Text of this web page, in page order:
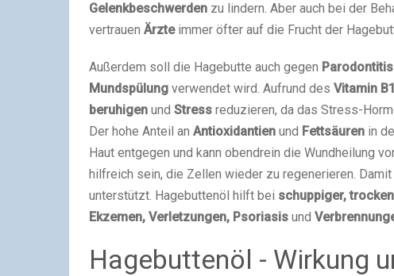
Gelenkbeschwerden zu lindern. Aber auch bei der
vertrauen Ärzteimmer öfter auf die Frucht der
Außerdem soll die Hagebutte auch gegen Parodontitis
Mundspülung verwendet wird. Aufrund des Vitamin B1
beruhigen und Stress reduzieren, da das Stress-
Der hohe Anteil an Antioxidantien und Fettsäuren in
Haut entgegen und kann obendrein die Wundheilung
hilfreich sein, die Zellen wieder zu regenerieren.
unterstützt. Hagebuttenöl hilft bei schuppiger,
Ekzemen, Verletzungen, Psoriasis und
Hagebuttenöl - Wirkung